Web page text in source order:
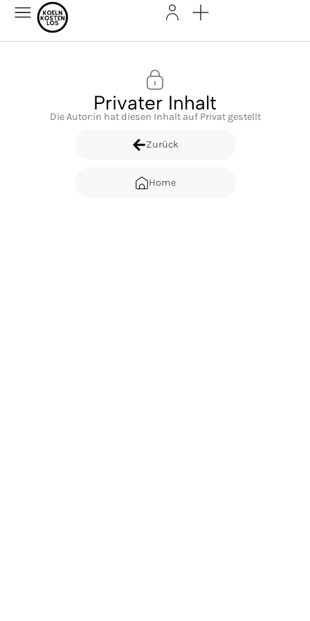
Privater Inhalt
Die Autor:in hat diesen Inhalt auf Privat gestellt
Zurück
Home